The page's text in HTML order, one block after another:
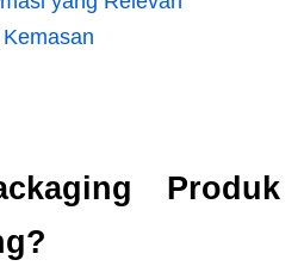
Produk